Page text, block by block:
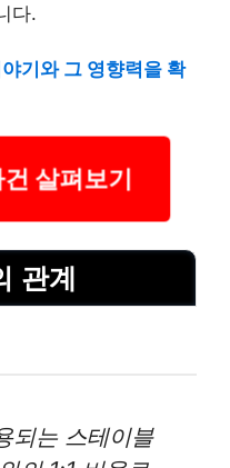
다.
기와 그 영향력을 확
살펴보기
관계
되는 스테이블